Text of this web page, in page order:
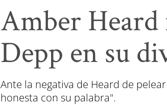
Amber Heard
Depp en su
Ante la negativa de Heard de
honesta con su palabra".